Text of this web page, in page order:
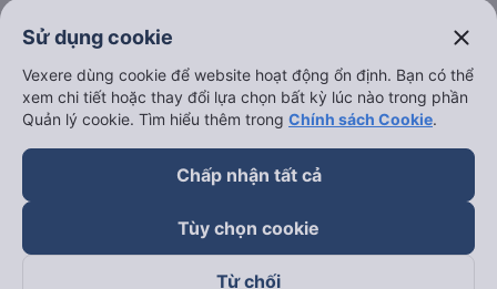
Hỗ trợ
Trở thành đối tác
Đối tác thanh toán
Sử dụng cookie close
Vexere dùng cookie để website hoạt động ổn định. Bạn có thể
xem chi tiết hoặc thay đổi lựa chọn bất kỳ lúc nào trong phần
Quản lý cookie. Tìm hiểu thêm trong Chính sách Cookie.
Chấp nhận tất cả
Tùy chọn cookie
Từ chối